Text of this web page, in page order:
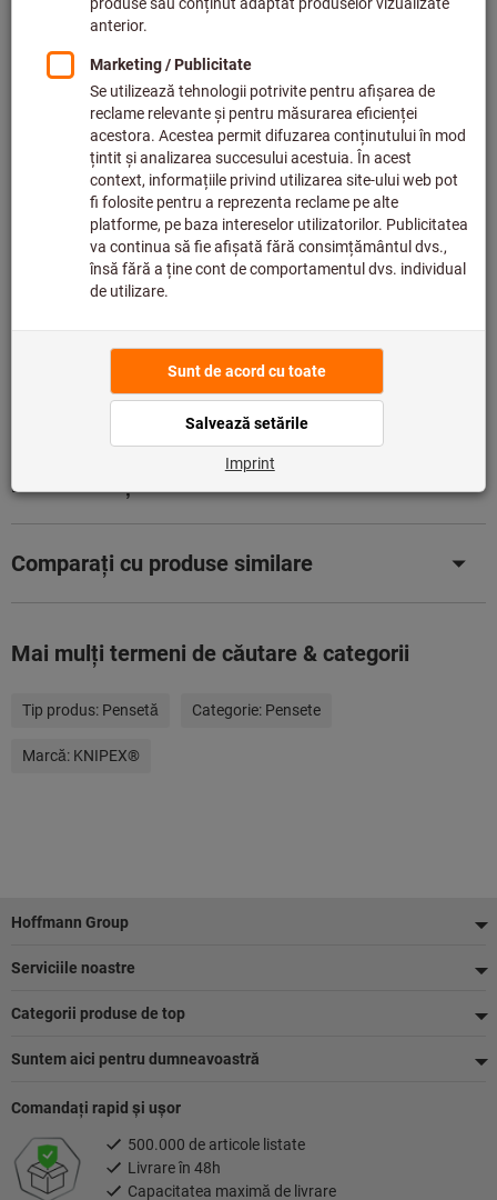
Vă rugăm să țineți cont de termenul de livrare și de
recomandări:
Comandăm acest articol pentru dvs. direct de la
producător, deoarece nu face parte din gama noastră
principală și, prin urmare, nu este în stocul nostru.Info
Adaugă la lista de dorințe Distribuiţi produsul
Detalii despre produs
Descărcări și documente
Comparați cu produse similare
Mai mulţi termeni de căutare & categorii
Tip produs: Pensetă Categorie: Pensete
Marcă: KNIPEX®
Footer
Hoffmann Group
Serviciile noastre
Categorii produse de top
Suntem aici pentru dumneavoastră
Comandaţi rapid şi uşor
500.000 de articole listate
Livrare în 48h
Capacitatea maximă de livrare